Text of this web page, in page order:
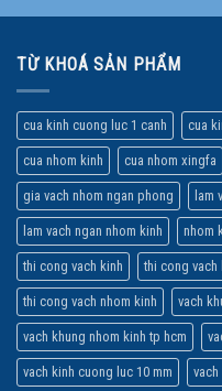
TỪ KHOÁ SẢN PHẨM
cua kinh cuong luc 1 canh cua
cua nhom kinh cua nhom xingfa
gia vach nhom ngan phong lam
lam vach ngan nhom kinh nhom
thi cong vach kinh thi cong vach
thi cong vach nhom kinh vach
vach khung nhom kinh tp hcm
vach kinh cuong luc 10 mm